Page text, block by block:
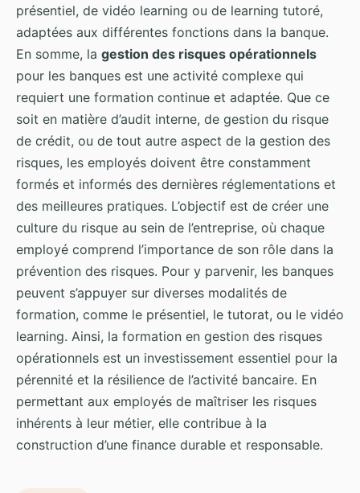
présentiel, de vidéo learning ou de learning tutoré,
adaptées aux différentes fonctions dans la banque.
En somme, la gestion des risques opérationnels
pour les banques est une activité complexe qui
requiert une formation continue et adaptée. Que ce
soit en matière d’audit interne, de gestion du risque
de crédit, ou de tout autre aspect de la gestion des
risques, les employés doivent être constamment
formés et informés des dernières réglementations et
des meilleures pratiques. L’objectif est de créer une
culture du risque au sein de l’entreprise, où chaque
employé comprend l’importance de son rôle dans la
prévention des risques. Pour y parvenir, les banques
peuvent s’appuyer sur diverses modalités de
formation, comme le présentiel, le tutorat, ou le vidéo
learning. Ainsi, la formation en gestion des risques
opérationnels est un investissement essentiel pour la
pérennité et la résilience de l’activité bancaire. En
permettant aux employés de maîtriser les risques
inhérents à leur métier, elle contribue à la
construction d’une finance durable et responsable.